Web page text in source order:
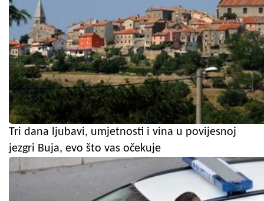
Tri dana ljubavi, umjetnosti i vina u povijesnoj
jezgri Buja, evo što vas očekuje